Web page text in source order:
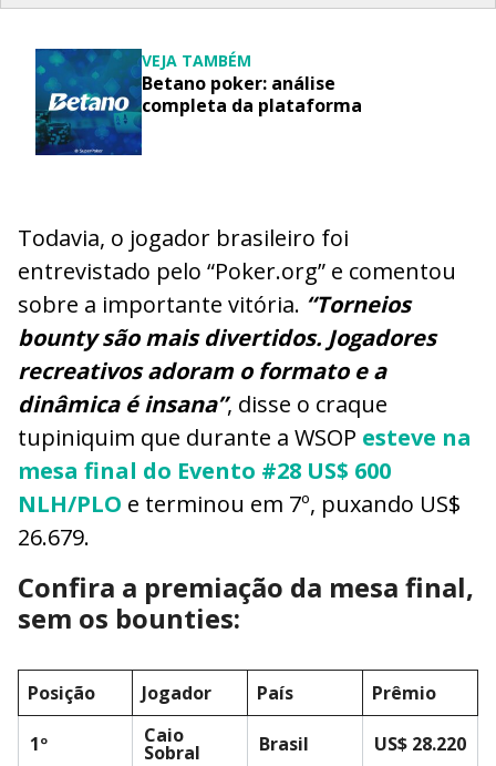
VEJA TAMBÉM
Betano poker: análise
completa da plataforma
Todavia, o jogador brasileiro foi
entrevistado pelo “Poker.org” e comentou
sobre a importante vitória. “Torneios
bounty são mais divertidos. Jogadores
recreativos adoram o formato e a
dinâmica é insana”, disse o craque
tupiniquim que durante a WSOP esteve na
mesa final do Evento #28 US$ 600
NLH/PLO e terminou em 7º, puxando US$
26.679.
Confira a premiação da mesa final,
sem os bounties:
Posição Jogador País Prêmio
1º Caio
Sobral Brasil US$ 28.220